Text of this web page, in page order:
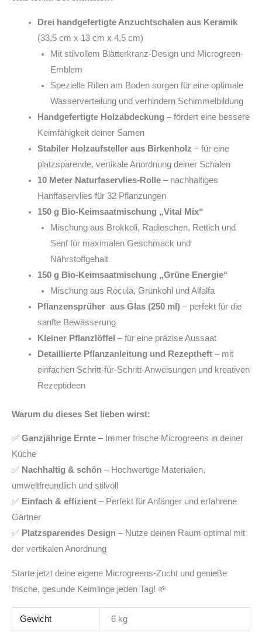
Drei handgefertigte Anzuchtschalen aus Keramik
(33,5 cm x 13 cm x 4,5 cm)
Mit stilvollem Blätterkranz-Design und Microgreen-
Emblem
Spezielle Rillen am Boden sorgen für eine optimale
Wasserverteilung und verhindern Schimmelbildung
Handgefertigte Holzabdeckung – fördert eine bessere
Keimfähigkeit deiner Samen
Stabiler Holzaufsteller aus Birkenholz – für eine
platzsparende, vertikale Anordnung deiner Schalen
10 Meter Naturfaservlies-Rolle– nachhaltiges
Hanffaservlies für 32 Pflanzungen
150 g Bio-Keimsaatmischung „Vital Mix“
Mischung aus Brokkoli, Radieschen, Rettich und
Senf für maximalen Geschmack und
Nährstoffgehalt
150 g Bio-Keimsaatmischung „Grüne Energie“
Mischung aus Rocula, Grünkohl und Alfalfa
Pflanzensprüher aus Glas (250 ml)– perfekt für die
sanfte Bewässerung
Kleiner Pflanzlöffel – für eine präzise Aussaat
Detaillierte Pflanzanleitung und Rezeptheft– mit
einfachen Schritt-für-Schritt-Anweisungen und kreativen
Rezeptideen
Warum du dieses Set lieben wirst:
✅ Ganzjährige Ernte – Immer frische Microgreens in deiner
Küche
✅ Nachhaltig & schön – Hochwertige Materialien,
umweltfreundlich und stilvoll
✅ Einfach & effizient – Perfekt für Anfänger und erfahrene
Gärtner
✅ Platzsparendes Design – Nutze deinen Raum optimal mit
der vertikalen Anordnung
Starte jetzt deine eigene Microgreens-Zucht und genieße
frische, gesunde Keimlinge jeden Tag! 🌱
Gewicht 6 kg